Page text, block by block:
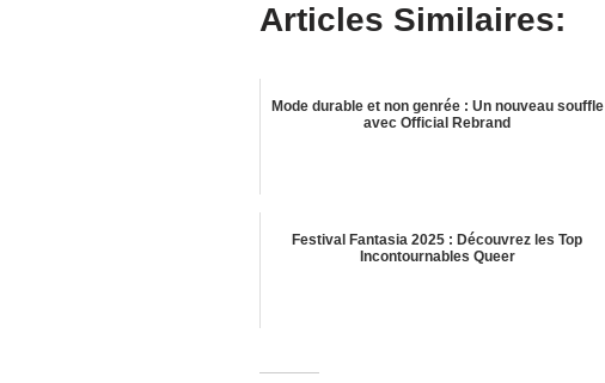
Articles Similaires:
Mode durable et non genrée : Un nouveau souffle
avec Official Rebrand
Festival Fantasia 2025 : Découvrez les Top
Incontournables Queer